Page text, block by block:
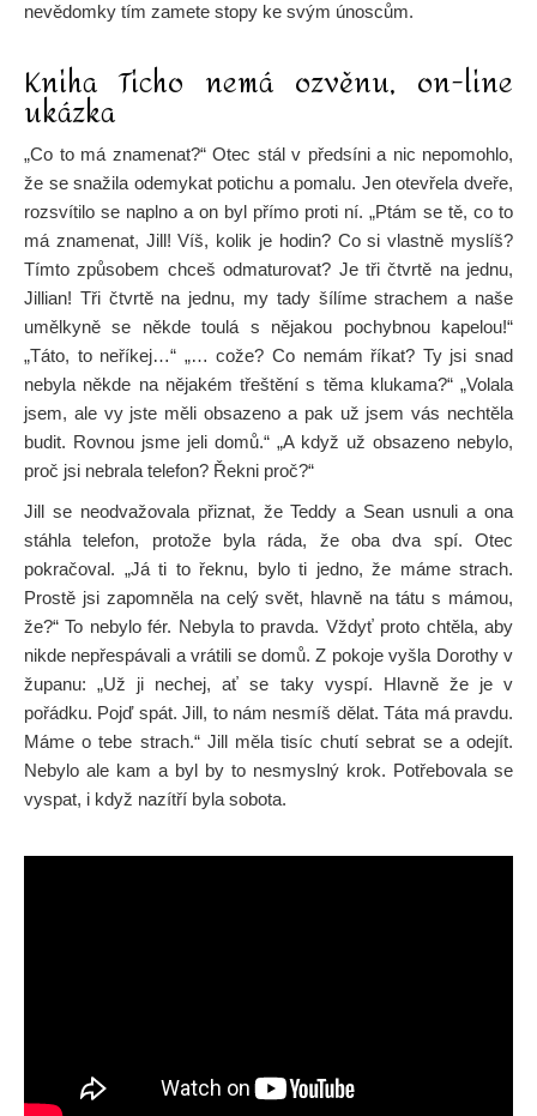
nevědomky tím zamete stopy ke svým únoscům.
Kniha Ticho nemá ozvěnu, on-line
ukázka
„Co to má znamenat?“ Otec stál v předsíni a nic nepomohlo,
že se snažila odemykat potichu a pomalu. Jen otevřela dveře,
rozsvítilo se naplno a on byl přímo proti ní. „Ptám se tě, co to
má znamenat, Jill! Víš, kolik je hodin? Co si vlastně myslíš?
Tímto způsobem chceš odmaturovat? Je tři čtvrtě na jednu,
Jillian! Tři čtvrtě na jednu, my tady šílíme strachem a naše
umělkyně se někde toulá s nějakou pochybnou kapelou!“
„Táto, to neříkej…“ „… cože? Co nemám říkat? Ty jsi snad
nebyla někde na nějakém třeštění s těma klukama?“ „Volala
jsem, ale vy jste měli obsazeno a pak už jsem vás nechtěla
budit. Rovnou jsme jeli domů.“ „A když už obsazeno nebylo,
proč jsi nebrala telefon? Řekni proč?“
Jill se neodvažovala přiznat, že Teddy a Sean usnuli a ona
stáhla telefon, protože byla ráda, že oba dva spí. Otec
pokračoval. „Já ti to řeknu, bylo ti jedno, že máme strach.
Prostě jsi zapomněla na celý svět, hlavně na tátu s mámou,
že?“ To nebylo fér. Nebyla to pravda. Vždyť proto chtěla, aby
nikde nepřespávali a vrátili se domů. Z pokoje vyšla Dorothy v
županu: „Už ji nechej, ať se taky vyspí. Hlavně že je v
pořádku. Pojď spát. Jill, to nám nesmíš dělat. Táta má pravdu.
Máme o tebe strach.“ Jill měla tisíc chutí sebrat se a odejít.
Nebylo ale kam a byl by to nesmyslný krok. Potřebovala se
vyspat, i když nazítří byla sobota.